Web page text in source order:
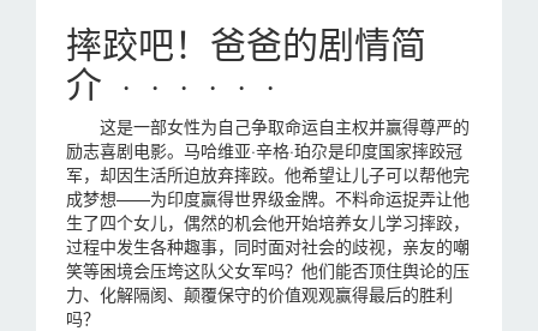
摔跤吧！爸爸的剧情简
介 · · · · · ·
这是一部女性为自己争取命运自主权并赢得尊严的
励志喜剧电影。马哈维亚·辛格·珀尕是印度国家摔跤冠
军，却因生活所迫放弃摔跤。他希望让儿子可以帮他完
成梦想——为印度赢得世界级金牌。不料命运捉弄让他
生了四个女儿，偶然的机会他开始培养女儿学习摔跤，
过程中发生各种趣事，同时面对社会的歧视，亲友的嘲
笑等困境会压垮这队父女军吗？他们能否顶住舆论的压
力、化解隔阂、颠覆保守的价值观观赢得最后的胜利
吗？